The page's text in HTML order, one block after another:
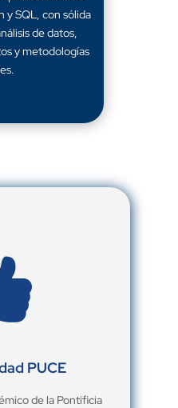
y SQL, con sólida
de datos,
y metodologías
PUCE
de la Pontificia